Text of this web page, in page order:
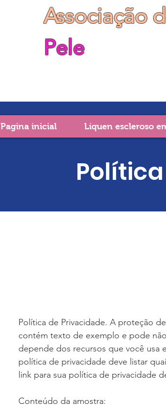
Associação
Pele
Pagina inicial Líquen escleroso
Política de Privacidade. A proteção
contém texto de exemplo e pode
depende dos recursos que você usa
política de privacidade deve listar
link para sua política de privacidade
Conteúdo da amostra: